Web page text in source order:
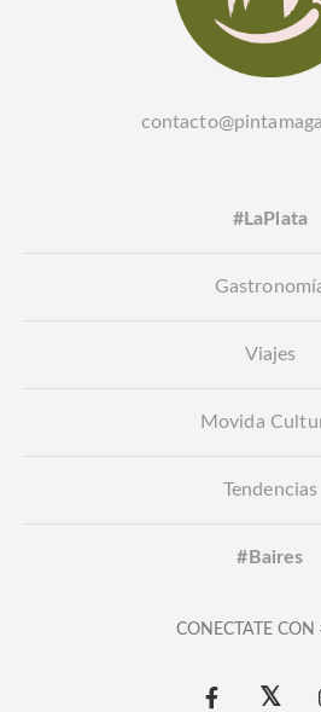
#LaPlata
Viajes
Movida
Tendencias
#Baires
CONECTATE CON